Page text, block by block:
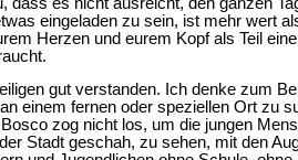
eingeladen zu sein, ist mehr wert
Herzen und eurem Kopf als Teil
gut verstanden. Ich denke zum
einem fernen oder speziellen Ort zu
zog nicht los, um die jungen
Stadt geschah, zu sehen, mit den